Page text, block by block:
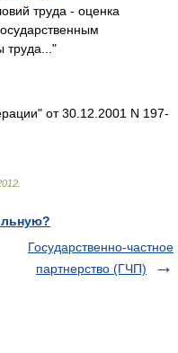
труда - оценка
труда..."
от 30.12.2001 N 197-
Государственно-частное
партнерство (ГЧП)